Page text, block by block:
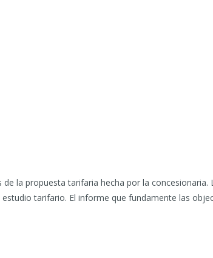
la propuesta tarifaria hecha por la
tarifario. El informe que fundamente las